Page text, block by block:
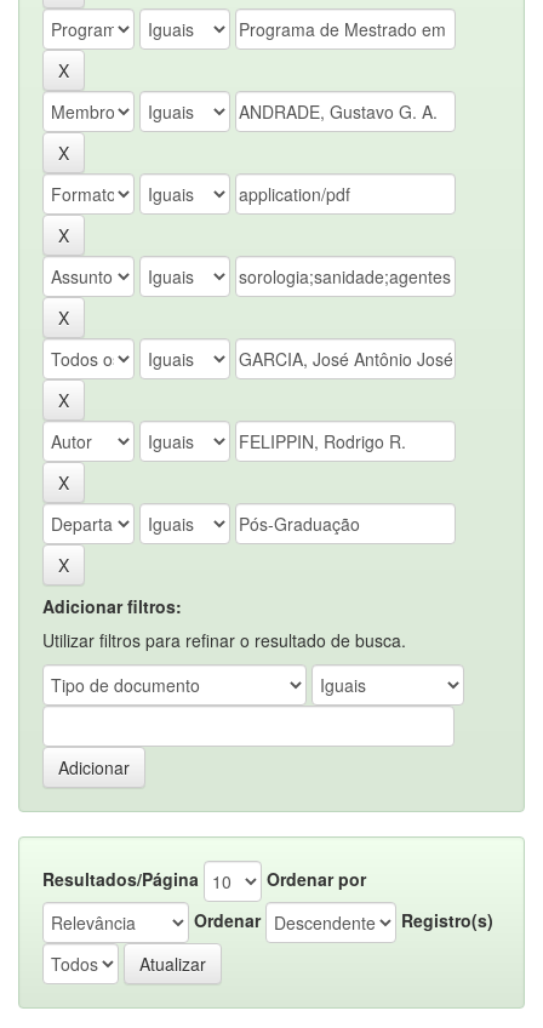
Adicionar filtros:
Utilizar filtros para refinar o resultado de busca.
Resultados/Página
Ordenar por
Ordenar
Registro(s)